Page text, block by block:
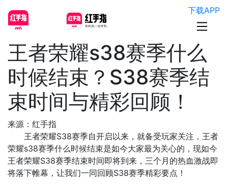
下载APP
王者荣耀s38赛季什么
时候结束？S38赛季结
束时间与精彩回顾！
来源：红手指
王者荣耀S38赛季自开启以来，就备受玩家关注，王者
荣耀s38赛季什么时候结束是如今大家最为关心的，现如今
王者荣耀S38赛季结束时间即将到来，三个月的热血激战即
将落下帷幕，让我们一同回顾S38赛季精彩要点！